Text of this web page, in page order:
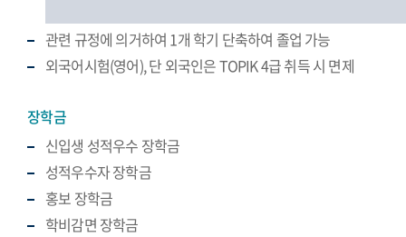
관련 규정에 의거하여 1개 학기 단축하여 졸업 가능
외국어시험(영어), 단 외국인은 TOPIK 4급 취득 시 면제
장학금
신입생 성적우수 장학금
성적우수자 장학금
홍보 장학금
학비감면 장학금